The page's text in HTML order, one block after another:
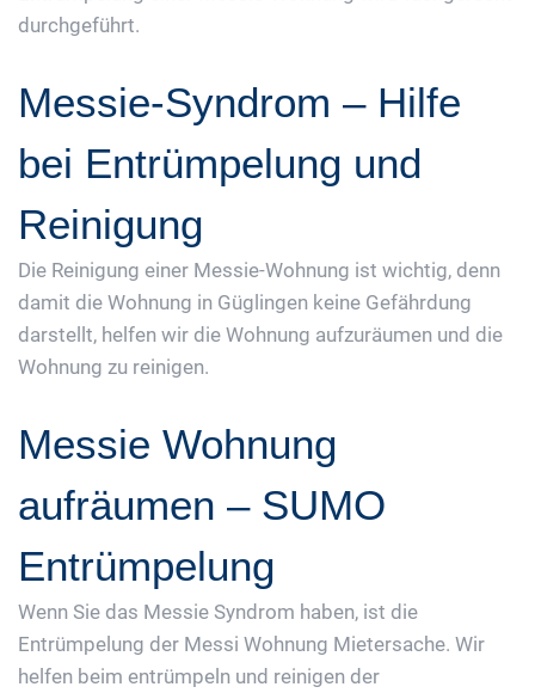
durchgeführt.
Messie-Syndrom – Hilfe
bei Entrümpelung und
Reinigung
Die Reinigung einer Messie-Wohnung ist wichtig, denn
damit die Wohnung in Güglingen keine Gefährdung
darstellt, helfen wir die Wohnung aufzuräumen und die
Wohnung zu reinigen.
Messie Wohnung
aufräumen – SUMO
Entrümpelung
Wenn Sie das Messie Syndrom haben, ist die
Entrümpelung der Messi Wohnung Mietersache. Wir
helfen beim entrümpeln und reinigen der